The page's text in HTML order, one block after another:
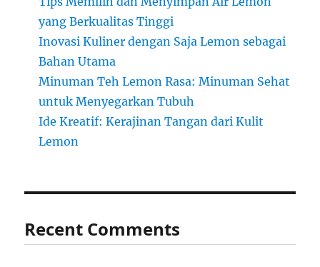
yang Berkualitas Tinggi
Inovasi Kuliner dengan Saja Lemon sebagai
Bahan Utama
Minuman Teh Lemon Rasa: Minuman Sehat
untuk Menyegarkan Tubuh
Ide Kreatif: Kerajinan Tangan dari Kulit
Lemon
Recent Comments